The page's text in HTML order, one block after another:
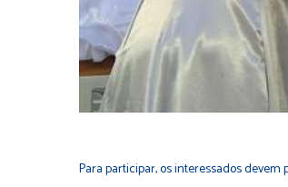
Para participar, os interessados